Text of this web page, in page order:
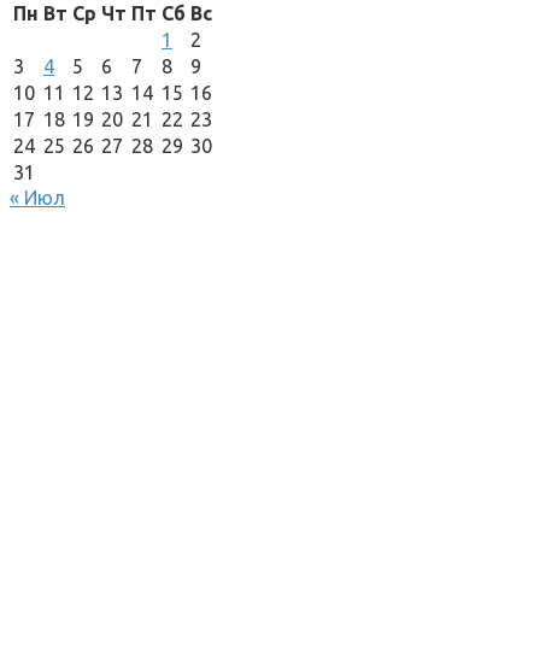
Пн Вт Ср Чт Пт Сб Вс
1
2
3
4 5 6 7 8
9
10 11 12 13 14 15 16
17 18 19 20 21 22 23
24 25 26 27 28 29 30
31
« Июл